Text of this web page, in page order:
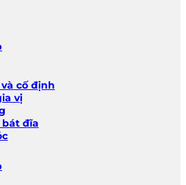
cố định
vị
bát đĩa